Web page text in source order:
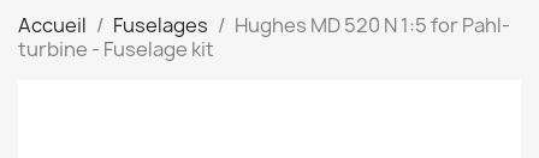
Accueil Fuselages
Hughes MD 520 N 1:5 for Pahl-
turbine - Fuselage kit